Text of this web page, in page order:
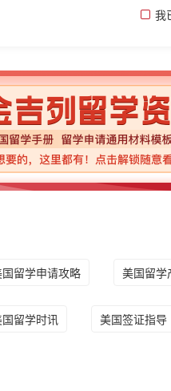
我
国留学申请攻略 美国留学
国留学时讯 美国签证指导